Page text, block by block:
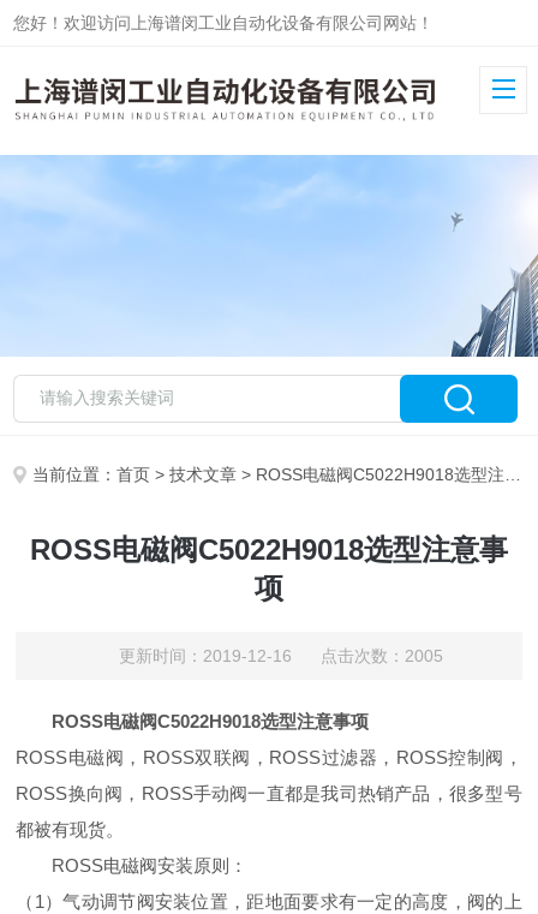
您好！欢迎访问上海谱闵工业自动化设备有限公司网站！
当前位置：首页 >技术文章 > ROSS电磁阀C5022H9018选型注意事项
ROSS电磁阀C5022H9018选型注意事
项
更新时间：2019-12-16 点击次数：2005
ROSS电磁阀C5022H9018选型注意事项
ROSS电磁阀，ROSS双联阀，ROSS过滤器，ROSS控制阀，
ROSS换向阀，ROSS手动阀一直都是我司热销产品，很多型号
都被有现货。
ROSS电磁阀安装原则：
（1）气动调节阀安装位置，距地面要求有一定的高度，阀的上